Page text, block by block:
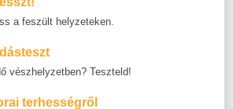
a feszült helyzeteken.
vészhelyzetben? Teszteld!
terhességről